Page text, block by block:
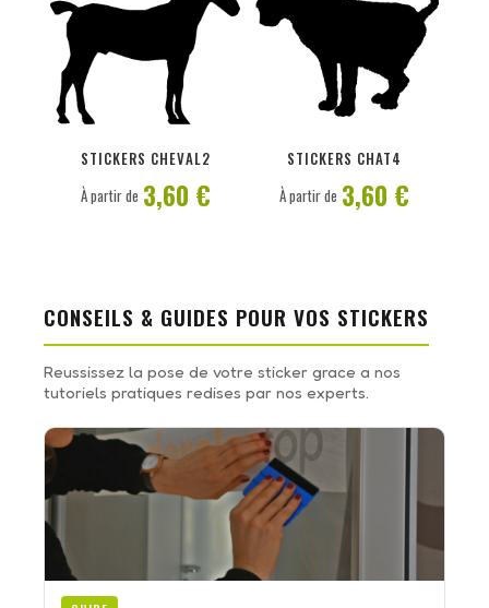
STICKERS CHEVAL2
À partir de 3,60 €
STICKERS CHAT4
À partir de 3,60 €
CONSEILS & GUIDES POUR VOS STICKERS
Reussissez la pose de votre sticker grace a nos
tutoriels pratiques redises par nos experts.